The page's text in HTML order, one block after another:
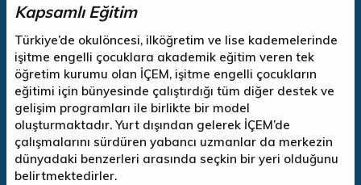
Kapsamlı Eğitim
Türkiye’de okulöncesi, ilköğretim ve lise kademelerinde
işitme engelli çocuklara akademik eğitim veren tek
öğretim kurumu olan İÇEM, işitme engelli çocukların
eğitimi için bünyesinde çalıştırdığı tüm diğer destek ve
gelişim programları ile birlikte bir model
oluşturmaktadır. Yurt dışından gelerek İÇEM’de
çalışmalarını sürdüren yabancı uzmanlar da merkezin
dünyadaki benzerleri arasında seçkin bir yeri olduğunu
belirtmektedirler.